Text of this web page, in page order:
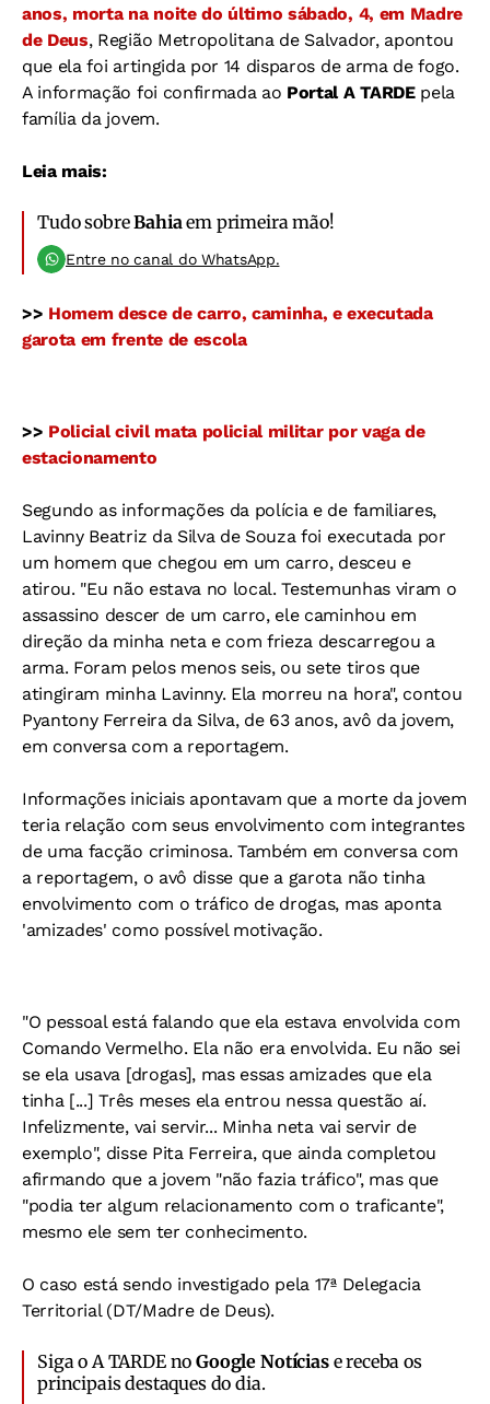
anos, morta na noite do último sábado, 4, em Madre
de Deus, Região Metropolitana de Salvador, apontou
que ela foi artingida por 14 disparos de arma de fogo.
A informação foi confirmada ao Portal A TARDEpela
família da jovem.
Leia mais:
Tudo sobreBahiaem primeira mão!
Entre no canal do WhatsApp.
>> Homem desce de carro, caminha, e executada
garota em frente de escola
>> Policial civil mata policial militar por vaga de
estacionamento
Segundo as informações da polícia e de familiares,
Lavinny Beatriz da Silva de Souza foi executada por
um homem que chegou em um carro, desceu e
atirou. "Eu não estava no local. Testemunhas viram o
assassino descer de um carro, ele caminhou em
direção da minha neta e com frieza descarregou a
arma. Foram pelos menos seis, ou sete tiros que
atingiram minha Lavinny. Ela morreu na hora", contou
Pyantony Ferreira da Silva, de 63 anos, avô da jovem,
em conversa com a reportagem.
Informações iniciais apontavam que a morte da jovem
teria relação com seus envolvimento com integrantes
de uma facção criminosa. Também em conversa com
a reportagem, o avô disse que a garota não tinha
envolvimento com o tráfico de drogas, mas aponta
'amizades' como possível motivação.
"O pessoal está falando que ela estava envolvida com
Comando Vermelho. Ela não era envolvida. Eu não sei
se ela usava [drogas], mas essas amizades que ela
tinha [...] Três meses ela entrou nessa questão aí.
Infelizmente, vai servir... Minha neta vai servir de
exemplo", disse Pita Ferreira, que ainda completou
afirmando que a jovem "não fazia tráfico", mas que
"podia ter algum relacionamento com o traficante",
mesmo ele sem ter conhecimento.
O caso está sendo investigado pela 17ª Delegacia
Territorial (DT/Madre de Deus).
Siga o A TARDE noGoogle Notíciase receba os
principais destaques do dia.